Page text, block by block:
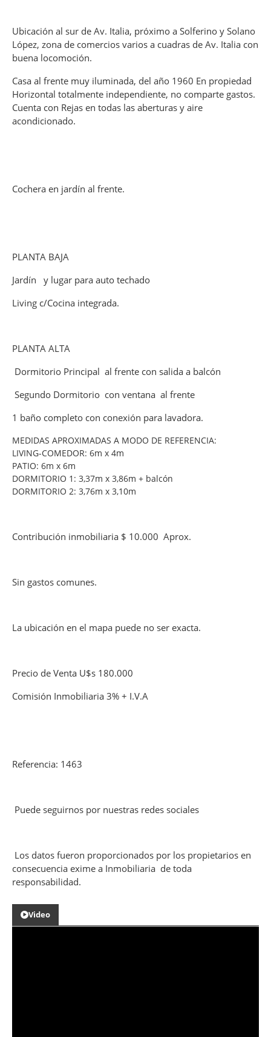
Ubicación al sur de Av. Italia, próximo a Solferino y Solano
López, zona de comercios varios a cuadras de Av. Italia con
buena locomoción.
Casa al frente muy iluminada, del año 1960 En propiedad
Horizontal totalmente independiente, no comparte gastos.
Cuenta con Rejas en todas las aberturas y aire
acondicionado.
Cochera en jardín al frente.
PLANTA BAJA
Jardín y lugar para auto techado
Living c/Cocina integrada.
PLANTA ALTA
Dormitorio Principal al frente con salida a balcón
Segundo Dormitorio con ventana al frente
1 baño completo con conexión para lavadora.
MEDIDAS APROXIMADAS A MODO DE REFERENCIA:
LIVING-COMEDOR: 6m x 4m
PATIO: 6m x 6m
DORMITORIO 1: 3,37m x 3,86m + balcón
DORMITORIO 2: 3,76m x 3,10m
Contribución inmobiliaria $ 10.000 Aprox.
Sin gastos comunes.
La ubicación en el mapa puede no ser exacta.
Precio de Venta U$s 180.000
Comisión Inmobiliaria 3% + I.V.A
Referencia: 1463
Puede seguirnos por nuestras redes sociales
Los datos fueron proporcionados por los propietarios en
consecuencia exime a Inmobiliaria de toda
responsabilidad.
Video